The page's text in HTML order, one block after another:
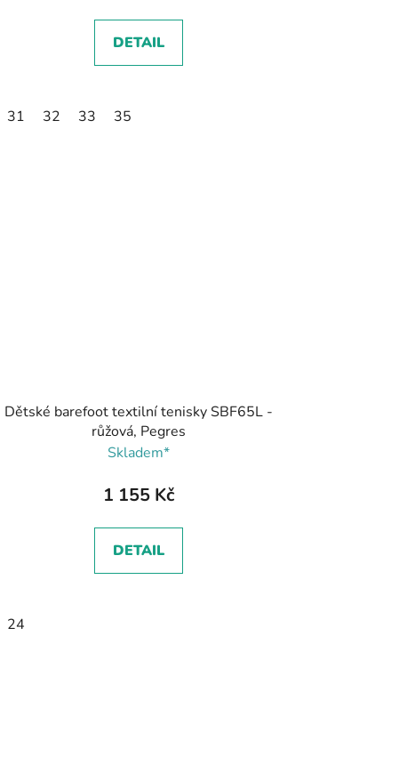
DETAIL
31 32 33 35
Dětské barefoot textilní tenisky SBF65L -
růžová, Pegres
Skladem*
1 155 Kč
DETAIL
24